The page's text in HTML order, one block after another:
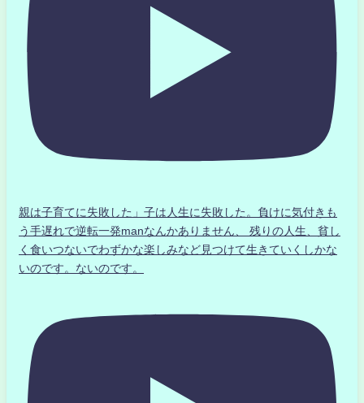
親は子育てに失敗した」子は人生に失敗した。負けに気付きも
う手遅れで逆転一発manなんかありません、 残りの人生、貧し
く食いつないでわずかな楽しみなど見つけて生きていくしかな
いのです。ないのです。